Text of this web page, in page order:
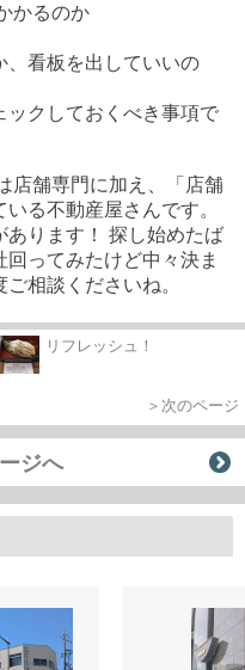
かるのか
看板を出していいの
ックしておくべき事項で
店舗専門に加え、「店舗
る不動産屋さんです。
あります！ 探し始めたば
ってみたけど中々決ま
相談くださいね。
リフレッシュ！
＞次のページ
ジへ